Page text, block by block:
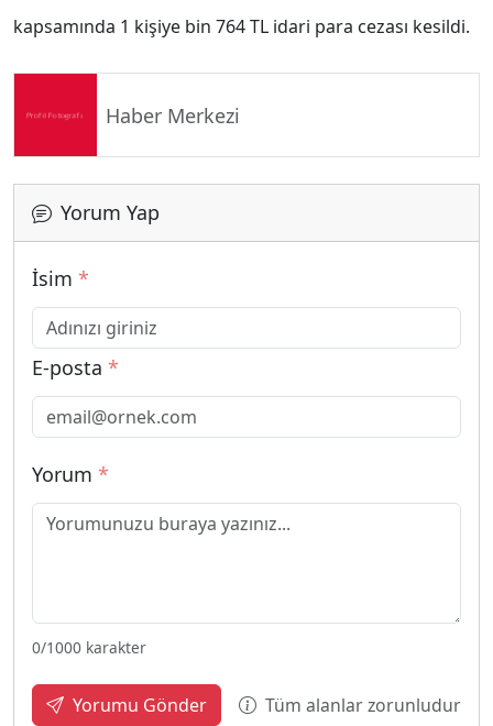
kapsamında 1 kişiye bin 764 TL idari para cezası kesildi.
Haber Merkezi
Yorum Yap
İsim *
E-posta *
Yorum *
0/1000 karakter
Yorumu Gönder Tüm alanlar zorunludur